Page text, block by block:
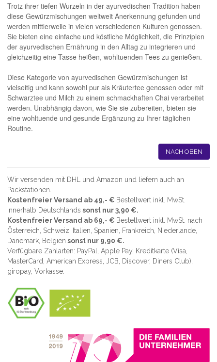
Trotz ihrer tiefen Wurzeln in der ayurvedischen Tradition haben
diese Gewürzmischungen weltweit Anerkennung gefunden und
werden mittlerweile in vielen verschiedenen Kulturen genossen.
Sie bieten eine einfache und köstliche Möglichkeit, die Prinzipien
der ayurvedischen Ernährung in den Alltag zu integrieren und
gleichzeitig eine Tasse heißen, wohltuenden Tees zu genießen.
Diese Kategorie von ayurvedischen Gewürzmischungen ist
vielseitig und kann sowohl pur als Kräutertee genossen oder mit
Schwarztee und Milch zu einem schmackhaften Chai verarbeitet
werden. Unabhängig davon, wie Sie sie zubereiten, bieten sie
eine wohltuende und gesunde Ergänzung zu Ihrer täglichen
Routine.
NACH OBEN
Wir versenden mit DHL und Amazon und liefern auch an
Packstationen.
Kostenfreier Versand ab 49,- € Bestellwert inkl. MwSt.
innerhalb Deutschlands sonst nur 3,90 €.
Kostenfreier Versand ab 69,- € Bestellwert inkl. MwSt. nach
Österreich, Schweiz, Italien, Spanien, Frankreich, Niederlande,
Dänemark, Belgien sonst nur 9,90 €.
Verfügbare Zahlarten: PayPal, Apple Pay, Kreditkarte (Visa,
MasterCard, American Express, JCB, Discover, Diners Club),
giropay, Vorkasse.